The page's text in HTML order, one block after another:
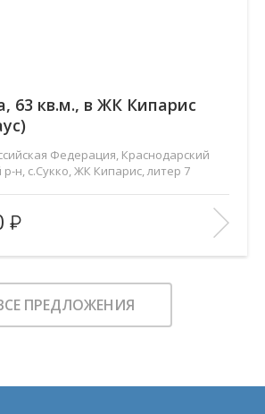
63 кв.м., в ЖК Кипарис
Федерация, Краснодарский
н, с.Сукко, ЖК Кипарис, литер 7
кух), м2:
63/25.2/27.3
2
5/8
ПРЕДЛОЖЕНИЯ